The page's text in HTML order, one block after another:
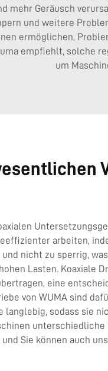
mehr Geräusch
und weitere
ermöglichen,
empfiehlt, solche
um
arbeiten,
und nicht zu sperrig,
Lasten. Koaxiale
eine
von WUMA sind
langlebig, sodass sie
Sie können auch